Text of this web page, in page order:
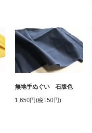
無地手ぬぐい 石版色
1,650円(税150円)